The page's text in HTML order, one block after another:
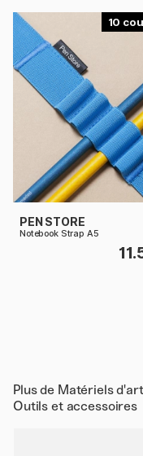
10
PEN STORE
Notebook Strap A5
Plus de Matériels
Outils et accessoires